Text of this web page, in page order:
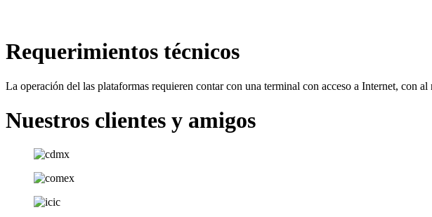
Requerimientos técnicos
La operación del las plataformas requieren contar con una terminal con acceso a Internet, con
Nuestros clientes y amigos